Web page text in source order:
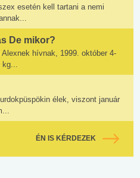
esetén kell tartani a nemi
De mikor?
hívnak, 1999. október 4-
kg...
élek, viszont január
ÉN IS KÉRDEZEK